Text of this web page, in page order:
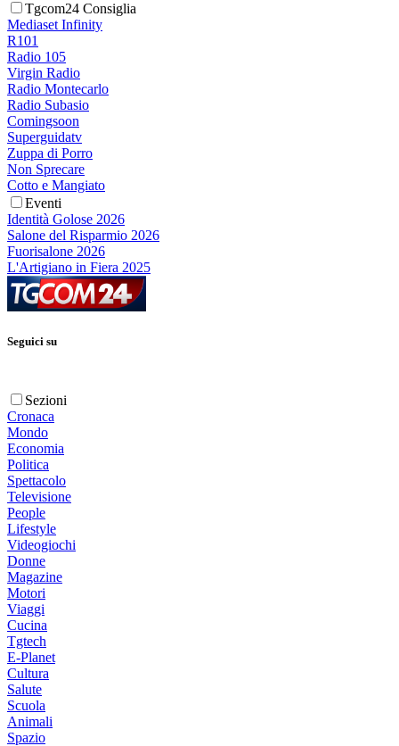
Tgcom24 Consiglia
Mediaset Infinity
R101
Radio 105
Virgin Radio
Radio Montecarlo
Radio Subasio
Comingsoon
Superguidatv
Zuppa di Porro
Non Sprecare
Cotto e Mangiato
Eventi
Identità Golose 2026
Salone del Risparmio 2026
Fuorisalone 2026
L'Artigiano in Fiera 2025
Seguici su
Sezioni
Cronaca
Mondo
Economia
Politica
Spettacolo
Televisione
People
Lifestyle
Videogiochi
Donne
Magazine
Motori
Viaggi
Cucina
Tgtech
E-Planet
Cultura
Salute
Scuola
Animali
Spazio